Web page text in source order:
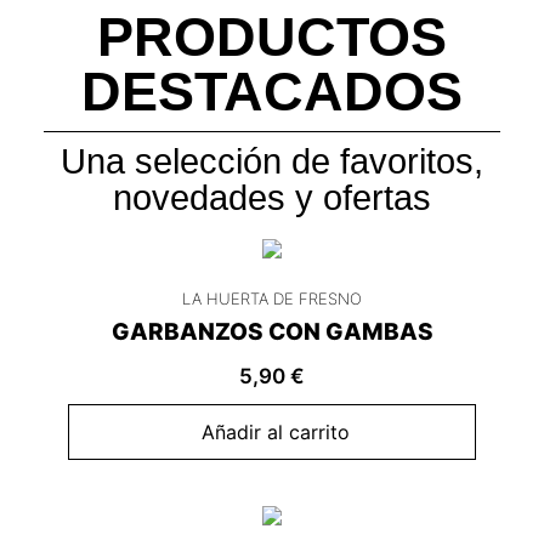
PRODUCTOS
DESTACADOS
Una selección de favoritos,
novedades y ofertas
LA HUERTA DE FRESNO
GARBANZOS CON GAMBAS
5,90 €
Añadir al carrito